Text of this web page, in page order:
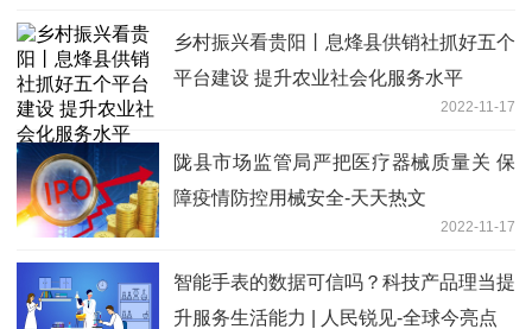
乡村振兴看贵阳丨息烽县供销社抓好五个
平台建设 提升农业社会化服务水平
2022-11-17
陇县市场监管局严把医疗器械质量关 保
障疫情防控用械安全-天天热文
2022-11-17
智能手表的数据可信吗？科技产品理当提
升服务生活能力 | 人民锐见-全球今亮点